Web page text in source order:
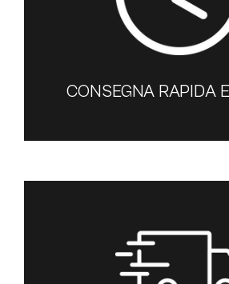
CONSEGNA RAPIDA